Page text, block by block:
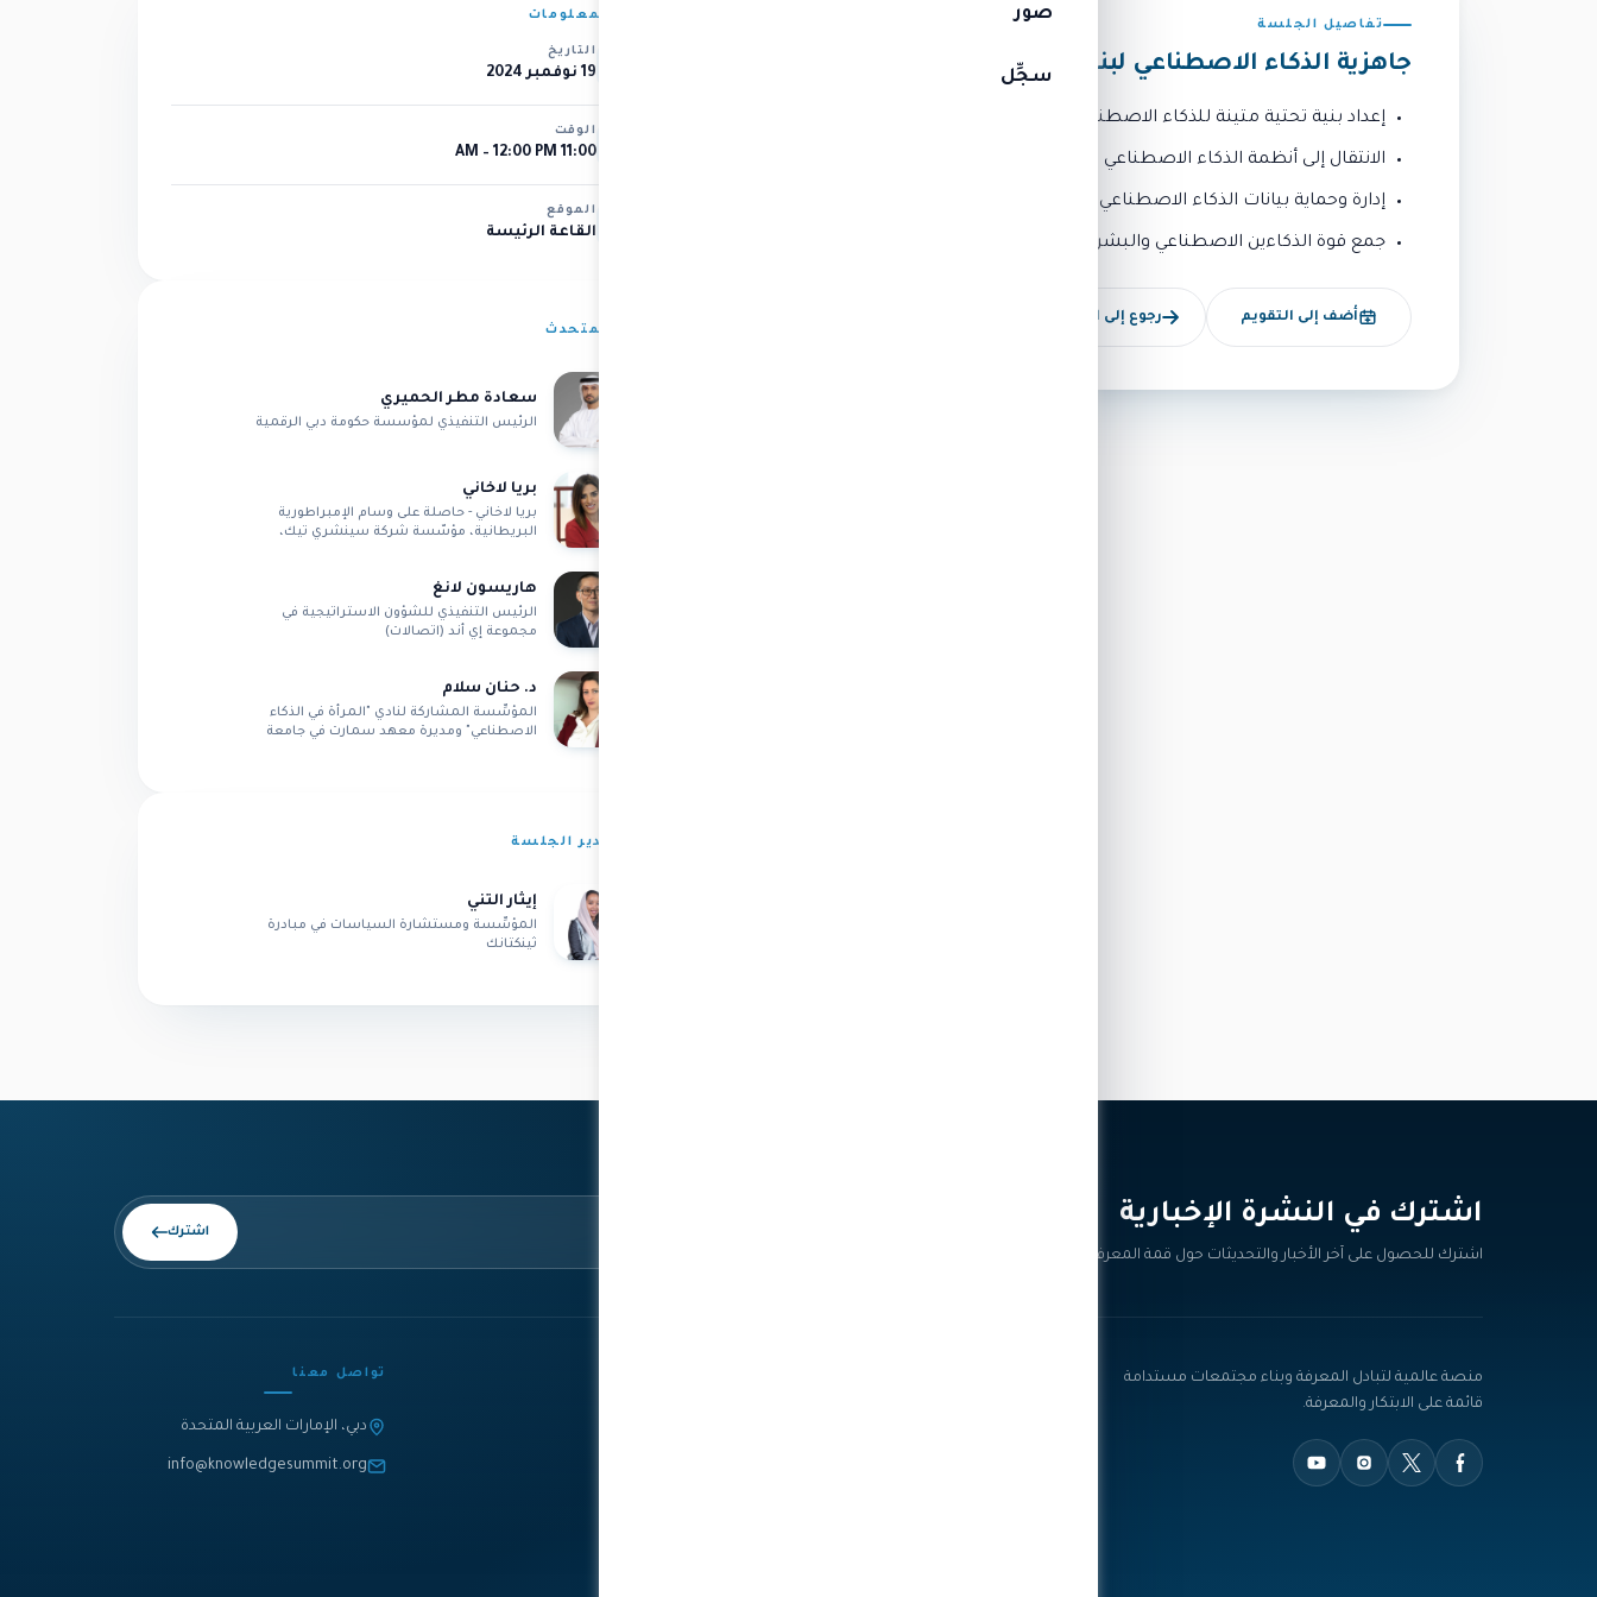
صور
سجِّل
تفاصيل الجلسة
جاهزية الذكاء الاصطناعي لبناء نظام بيئي مستقبلي
إعداد بنية تحتية متينة للذكاء الاصطناعي
الانتقال إلى أنظمة الذكاء الاصطناعي
إدارة وحماية بيانات الذكاء الاصطناعي
جمع قوة الذكاءين الاصطناعي والبشري لبناء بيئة أكثر مرونة وصلابة
أضف إلى التقويم رجوع إلى الأجندة
المعلومات
التاريخ
19 نوفمبر 2024
الوقت
11:00 AM – 12:00 PM
الموقع
القاعة الرئيسة
المتحدث
سعادة مطر الحميري
الرئيس التنفيذي لمؤسسة حكومة دبي الرقمية
بريا لاخاني
بريا لاخاني - حاصلة على وسام الإمبراطورية
البريطانية، مؤسّسة شركة سينشري تيك،
هاريسون لانغ
الرئيس التنفيذي للشؤون الاستراتيجية في
مجموعة إي أند (اتصالات)
د. حنان سلام
المؤسِّسة المشاركة لنادي "المرأة في الذكاء
الاصطناعي" ومديرة معهد سمارت في جامعة
مدير الجلسة
إيثار التني
المؤسِّسة ومستشارة السياسات في مبادرة
ثينكتانك
اشترك في النشرة الإخبارية‎
اشترك للحصول على آخر الأخبار والتحديثات حول قمة المعرفة.
اشترك
منصة عالمية لتبادل المعرفة وبناء مجتمعات مستدامة
قائمة على الابتكار والمعرفة.
تواصل معنا
دبي، الإمارات العربية المتحدة
info@knowledgesummit.org